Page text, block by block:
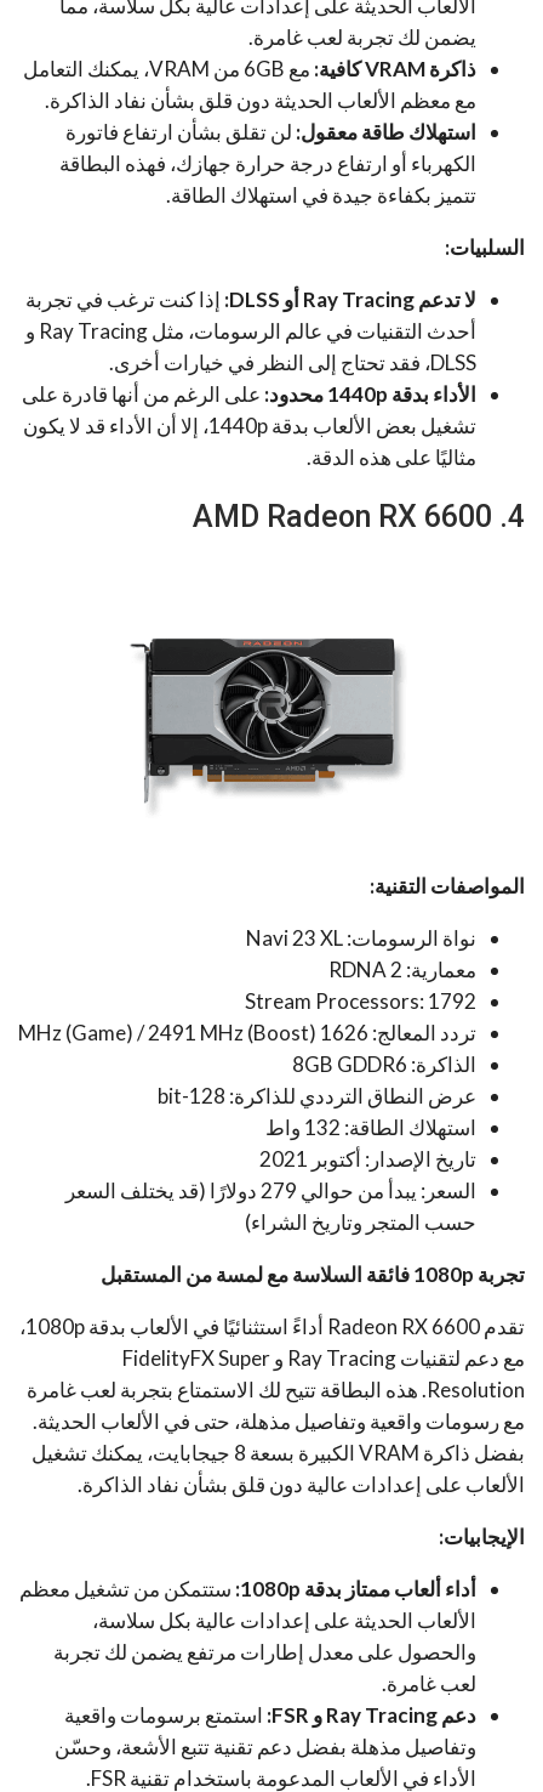
الألعاب الحديثة على إعدادات عالية بكل سلاسة، مما
يضمن لك تجربة لعب غامرة.
ذاكرة VRAM كافية:
مع 6GB من VRAM، يمكنك التعامل
مع معظم الألعاب الحديثة دون قلق بشأن نفاد الذاكرة.
استهلاك طاقة معقول: لن تقلق بشأن ارتفاع فاتورة
الكهرباء أو ارتفاع درجة حرارة جهازك، فهذه البطاقة
تتميز بكفاءة جيدة في استهلاك الطاقة.
السلبيات:
لا تدعم Ray Tracing أو DLSS:
إذا كنت ترغب في تجربة
أحدث التقنيات في عالم الرسومات، مثل Ray Tracing و
DLSS، فقد تحتاج إلى النظر في خيارات أخرى.
الأداء بدقة 1440p محدود:
على الرغم من أنها قادرة على
تشغيل بعض الألعاب بدقة 1440p، إلا أن الأداء قد لا يكون
مثاليًا على هذه الدقة.
4. AMD Radeon RX 6600
المواصفات التقنية:
نواة الرسومات: Navi 23 XL
معمارية: RDNA 2
Stream Processors: 1792
تردد المعالج: 1626 MHz (Game) / 2491 MHz (Boost)
الذاكرة: 8GB GDDR6
عرض النطاق الترددي للذاكرة: 128-bit
استهلاك الطاقة: 132 واط
تاريخ الإصدار: أكتوبر 2021
السعر: يبدأ من حوالي 279 دولارًا (قد يختلف السعر
حسب المتجر وتاريخ الشراء)
تجربة 1080p فائقة السلاسة مع لمسة من المستقبل
تقدم Radeon RX 6600 أداءً استثنائيًا في الألعاب بدقة 1080p،
مع دعم لتقنيات Ray Tracing و FidelityFX Super
Resolution. هذه البطاقة تتيح لك الاستمتاع بتجربة لعب غامرة
مع رسومات واقعية وتفاصيل مذهلة، حتى في الألعاب الحديثة.
بفضل ذاكرة VRAM الكبيرة بسعة 8 جيجابايت، يمكنك تشغيل
الألعاب على إعدادات عالية دون قلق بشأن نفاد الذاكرة.
الإيجابيات:
أداء ألعاب ممتاز بدقة 1080p:
ستتمكن من تشغيل معظم
الألعاب الحديثة على إعدادات عالية بكل سلاسة،
والحصول على معدل إطارات مرتفع يضمن لك تجربة
لعب غامرة.
دعم Ray Tracing و FSR:
استمتع برسومات واقعية
وتفاصيل مذهلة بفضل دعم تقنية تتبع الأشعة، وحسّن
الأداء في الألعاب المدعومة باستخدام تقنية FSR.